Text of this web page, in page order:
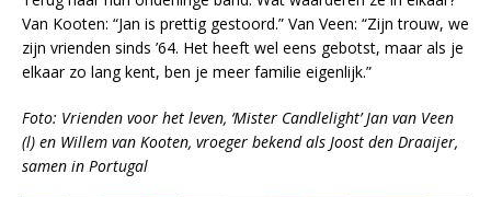
Van Kooten: “Jan is prettig gestoord.” Van Veen: “Zijn trouw, we
zijn vrienden sinds ’64. Het heeft wel eens gebotst, maar als je
elkaar zo lang kent, ben je meer familie eigenlijk.”
Foto: Vrienden voor het leven, ‘Mister Candlelight’ Jan van Veen
(l) en Willem van Kooten, vroeger bekend als Joost den Draaijer,
samen in Portugal